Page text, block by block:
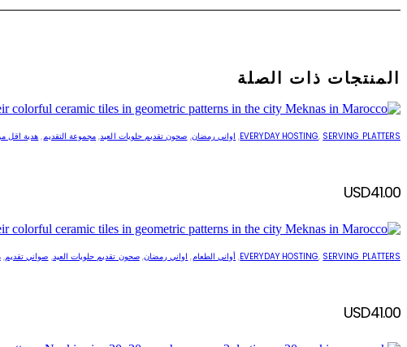
المنتجات ذات الصلة
EVERYDAY HOSTING, SERVING PLATTERS
, اواني رمضان, صحون تقديم حلويات العيد, مجموعة التقديم, هدية اقل
USD41.00
EVERYDAY HOSTING, SERVING PLATTERS
, أواني الطعام, اواني رمضان,صحون تقديم حلويات العيد, صواني تقديم,
USD41.00